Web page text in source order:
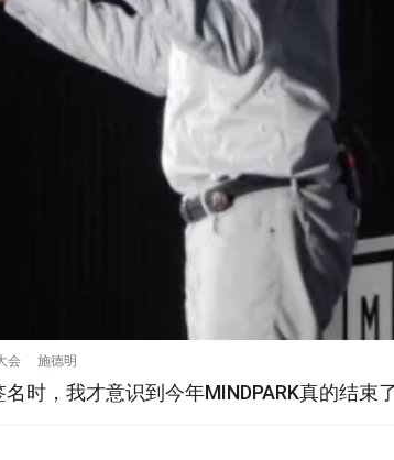
会 施德明
时，我才意识到今年MINDPARK真的结束了